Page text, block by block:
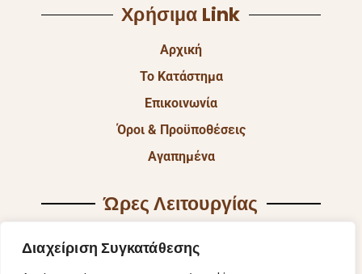
Διαχείριση Συγκατάθεσης
Χρήσιμα Link
Αρχική
Το Κατάστημα
Επικοινωνία
Όροι & Προϋποθέσεις
Αγαπημένα
Ώρες Λειτουργίας
Δευ & Τετ & Σαβ: 9:00 – 15:00